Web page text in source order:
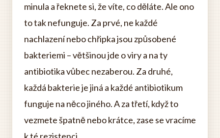
minula a řeknete si, že víte, co děláte. Ale ono
to tak nefunguje. Za prvé, ne každé
nachlazení nebo chřipka jsou způsobené
bakteriemi – většinou jde o viry a na ty
antibiotika vůbec nezaberou. Za druhé,
každá bakterie je jiná a každé antibiotikum
funguje na něco jiného. A za třetí, když to
vezmete špatně nebo krátce, zase se vracíme